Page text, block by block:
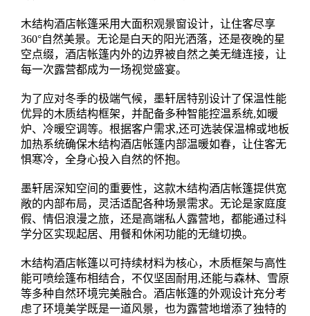
木结构酒店帐篷采用大面积观景窗设计，让住客尽享
360°自然美景。无论是白天的阳光洒落，还是夜晚的星
空点缀，酒店帐篷内外的边界被自然之美无缝连接，让
每一次露营都成为一场视觉盛宴。
为了应对冬季的极端气候，墨轩居特别设计了保温性能
优异的木质结构框架，并配备多种智能控温系统,如暖
炉、冷暖空调等。根据客户需求,还可选装保温棉或地板
加热系统确保木结构酒店帐篷内部温暖如春，让住客无
惧寒冷，全身心投入自然的怀抱。
墨轩居深知空间的重要性，这款木结构酒店帐篷提供宽
敞的内部布局，灵活适配各种场景需求。无论是家庭度
假、情侣浪漫之旅，还是高端私人露营地，都能通过科
学分区实现起居、用餐和休闲功能的无缝切换。
木结构酒店帐篷以可持续材料为核心，木质框架与高性
能可喷绘篷布相结合，不仅坚固耐用,还能与森林、雪原
等多种自然环境完美融合。酒店帐篷的外观设计充分考
虑了环境美学既是一道风景，也为露营地增添了独特的